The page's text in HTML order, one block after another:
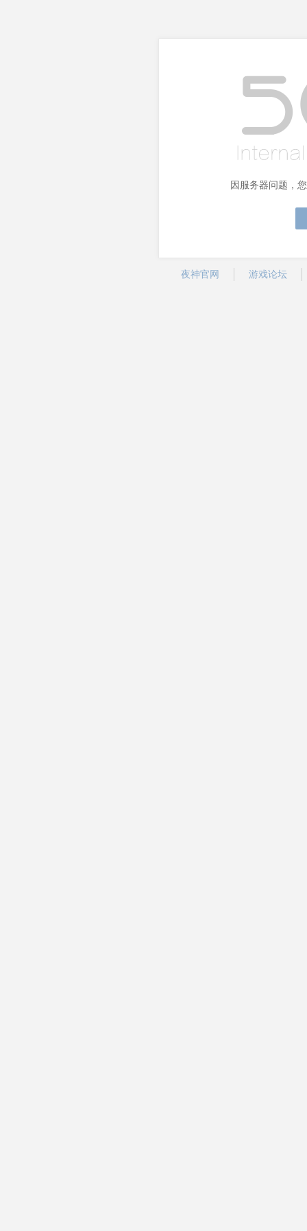
因服务器问题，
夜神官网 游戏论坛